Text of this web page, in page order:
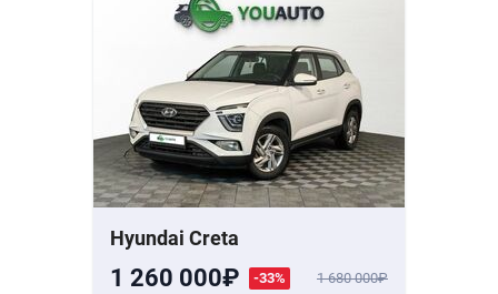
Hyundai Creta
1 260 000 -33% 1 680 000